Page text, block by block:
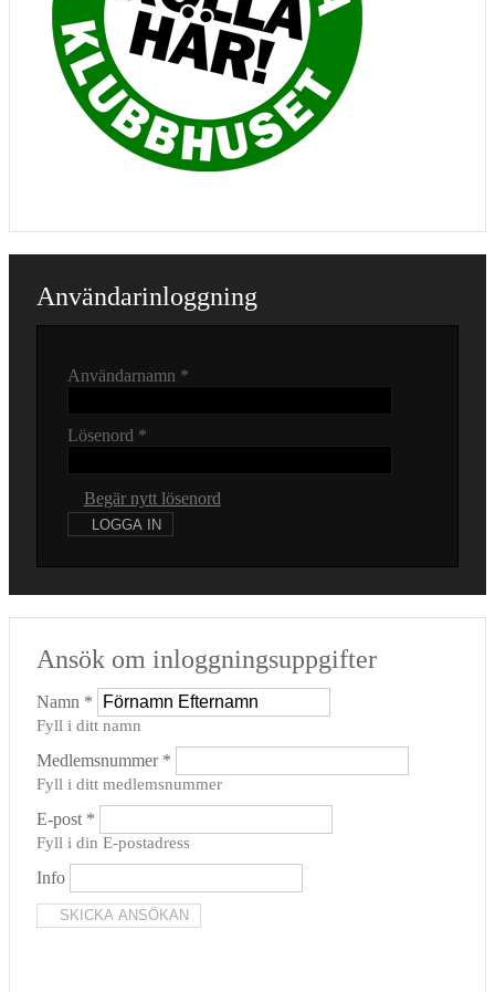
Användarinloggning
Användarnamn *
Lösenord *
Begär nytt lösenord
Ansök om inloggningsuppgifter
Namn *
Fyll i ditt namn
Medlemsnummer *
Fyll i ditt medlemsnummer
E-post *
Fyll i din E-postadress
Info